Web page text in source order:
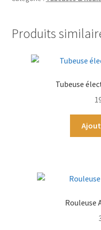
Mon compte
Produits
Tubeuse
Rouleuse